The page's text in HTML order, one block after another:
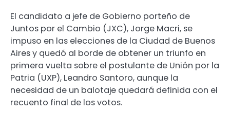
El candidato a jefe de Gobierno porteño de
Juntos por el Cambio (JXC), Jorge Macri, se
impuso en las elecciones de la Ciudad de Buenos
Aires y quedó al borde de obtener un triunfo en
primera vuelta sobre el postulante de Unión por la
Patria (UXP), Leandro Santoro, aunque la
necesidad de un balotaje quedará definida con el
recuento final de los votos.